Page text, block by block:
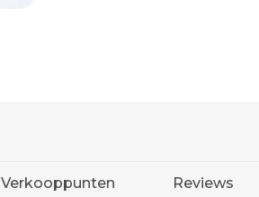
Verkooppunten Reviews